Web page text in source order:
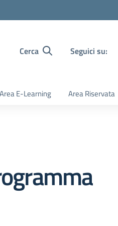
Cerca Seguici su:
Area E-Learning Area Riservata